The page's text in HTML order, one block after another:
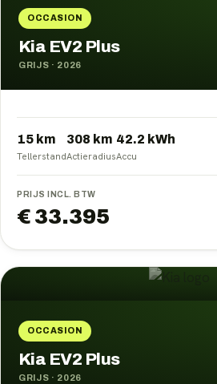
OCCASION
Kia EV2 Plus
GRIJS · 2026
15 km
Tellerstand
308 km
Actieradius
42.2 kWh
Accu
PRIJS INCL. BTW
€ 33.395
OCCASION
Kia EV2 Plus
GRIJS · 2026